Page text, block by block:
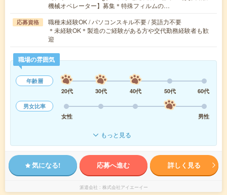
機械オペレーター】募集＊特殊フィルムの…
応募資格
職種未経験OK / パソコンスキル不要 / 英語力不要
＊未経験OK＊製造のご経験がある方や交代勤務経験者も歓
迎
職場の雰囲気
年齢層
20代
30代 40代 50代
60代
男女比率
女性
男性
もっと見る
気になる! 応募へ進む 詳しく見る
派遣会社 株式会社アイエーイー